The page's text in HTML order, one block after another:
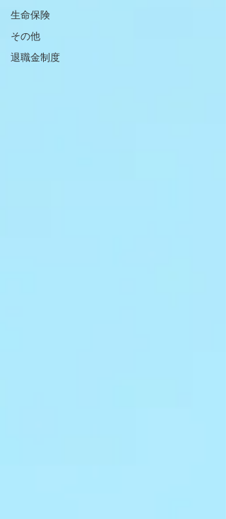
生命保険
その他
退職金制度